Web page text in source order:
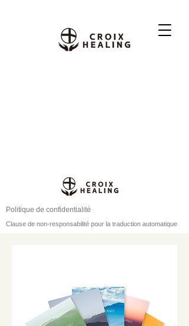
Politique de confidentialité
Clause de non-responsabilité pour la traduction automatique